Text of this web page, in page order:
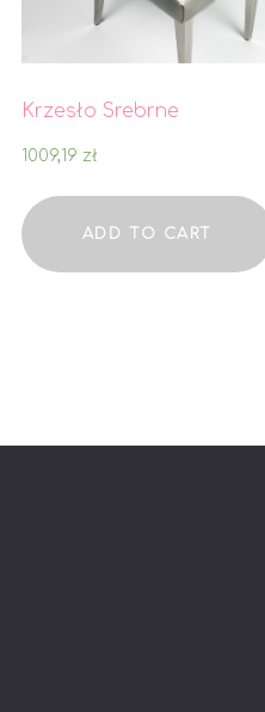
Krzesło Srebrne
1009,19 zł
ADD TO CART